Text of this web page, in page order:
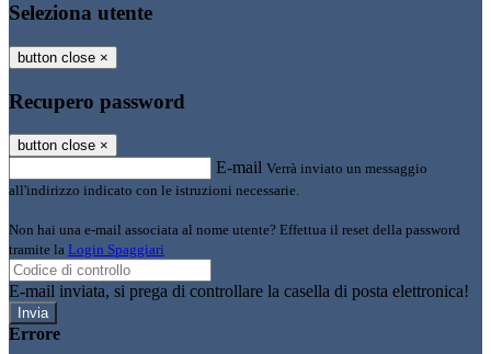
Seleziona utente
button close ×
Recupero password
button close ×
E-mail Verrà inviato un messaggio
all'indirizzo indicato con le istruzioni necessarie.
Non hai una e-mail associata al nome utente? Effettua il reset della password
tramite la Login Spaggiari
E-mail inviata, si prega di controllare la casella di posta elettronica!
Errore